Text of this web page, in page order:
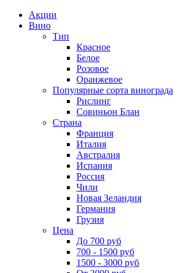
Акции
Вино
Тип
Красное
Белое
Розовое
Оранжевое
Популярные сорта винограда
Рислинг
Совиньон Блан
Страна
Франция
Италия
Австралия
Испания
Россия
Чили
Новая Зеландия
Германия
Грузия
Цена
До 700 руб
700 - 1500 руб
1500 - 3000 руб